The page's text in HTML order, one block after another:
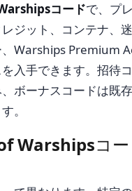
コードで、プ
ジット、コンテナ、
、Warships Premium
入手できます。招待
ボーナスコードは既
。
Warshipsコー